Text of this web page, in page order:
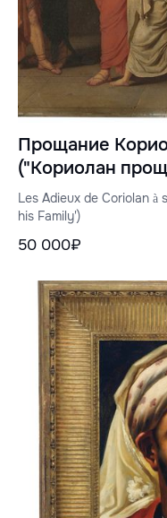
Прощание
("Кориолан
Les Adieux de Coriolan à
his Family')
50 000₽